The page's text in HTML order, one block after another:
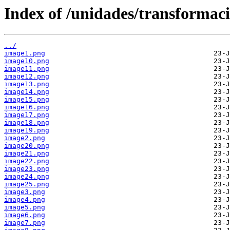
Index of /unidades/
../
image1.png
image10.png
image11.png
image12.png
image13.png
image14.png
image15.png
image16.png
image17.png
image18.png
image19.png
image2.png
image20.png
image21.png
image22.png
image23.png
image24.png
image25.png
image3.png
image4.png
image5.png
image6.png
image7.png